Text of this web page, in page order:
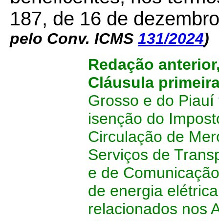
187, de 16 de
pelo Conv. ICMS 131/2024)
Redação
Cláusula
Grosso e do
isenção do
Circulação de
Serviços de
e de
de energia
relacionados nos